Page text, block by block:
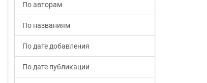
По авторам
По названиям
По дате добавления
По дате публикации